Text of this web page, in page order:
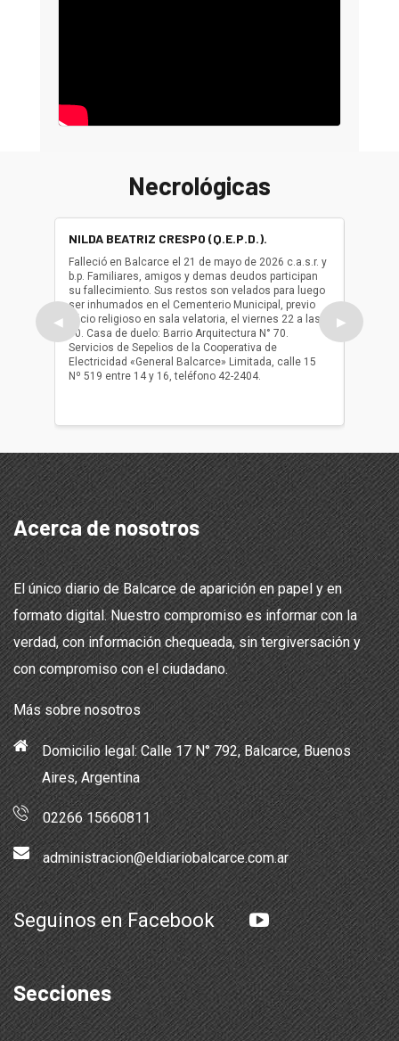
Necrológicas
◀
NILDA BEATRIZ CRESPO (Q.E.P.D.).
Falleció en Balcarce el 21 de mayo de 2026 c.a.s.r. y
b.p. Familiares, amigos y demas deudos participan
su fallecimiento. Sus restos son velados para luego
ser inhumados en el Cementerio Municipal, previo
oficio religioso en sala velatoria, el viernes 22 a las
10. Casa de duelo: Barrio Arquitectura N° 70.
Servicios de Sepelios de la Cooperativa de
Electricidad «General Balcarce» Limitada, calle 15
Nº 519 entre 14 y 16, teléfono 42-2404.
ser
oficio
▶
Acerca de nosotros
El único diario de Balcarce de aparición en papel y en
formato digital. Nuestro compromiso es informar con la
verdad, con información chequeada, sin tergiversación y
con compromiso con el ciudadano.
Más sobre nosotros
Domicilio legal: Calle 17 N° 792, Balcarce, Buenos
Aires, Argentina
02266 15660811
administracion@eldiariobalcarce.com.ar
Seguinos en Facebook
Secciones